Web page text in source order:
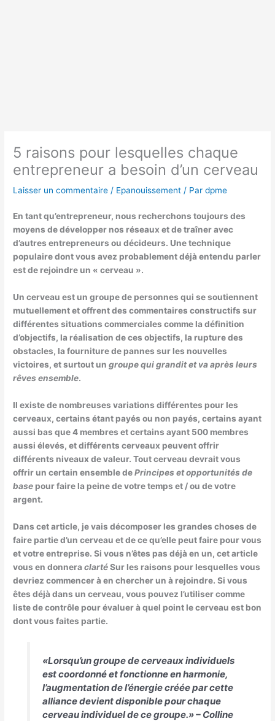
5 raisons pour lesquelles chaque
entrepreneur a besoin d’un cerveau
Laisser un commentaire / Epanouissement / Pardpme
En tant qu’entrepreneur, nous recherchons toujours des
moyens de développer nos réseaux et de traîner avec
d’autres entrepreneurs ou décideurs. Une technique
populaire dont vous avez probablement déjà entendu parler
est de rejoindre un « cerveau ».
Un cerveau est un groupe de personnes qui se soutiennent
mutuellement et offrent des commentaires constructifs sur
différentes situations commerciales comme la définition
d’objectifs, la réalisation de ces objectifs, la rupture des
obstacles, la fourniture de pannes sur les nouvelles
victoires, et surtout ungroupe qui grandit et va après leurs
rêves ensemble.
Il existe de nombreuses variations différentes pour les
cerveaux, certains étant payés ou non payés, certains ayant
aussi bas que 4 membres et certains ayant 500 membres
aussi élevés, et différents cerveaux peuvent offrir
différents niveaux de valeur. Tout cerveau devrait vous
offrir un certain ensemble dePrincipes et opportunités de
base pour faire la peine de votre temps et / ou de votre
argent.
Dans cet article, je vais décomposer les grandes choses de
faire partie d’un cerveau et de ce qu’elle peut faire pour vous
et votre entreprise. Si vous n’êtes pas déjà en un, cet article
vous en donneraclartéSur les raisons pour lesquelles vous
devriez commencer à en chercher un à rejoindre. Si vous
êtes déjà dans un cerveau, vous pouvez l’utiliser comme
liste de contrôle pour évaluer à quel point le cerveau est bon
dont vous faites partie.
«Lorsqu’un groupe de cerveaux individuels
est coordonné et fonctionne en harmonie,
l’augmentation de l’énergie créée par cette
alliance devient disponible pour chaque
cerveau individuel de ce groupe.» – Colline